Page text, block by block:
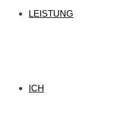
LEISTUNG
ICH